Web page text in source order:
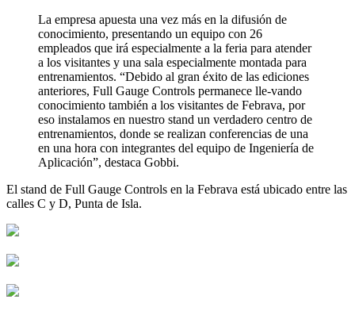
La empresa apuesta una vez más en la difusión de
conocimiento, presentando un equipo con 26
empleados que irá especialmente a la feria para atender
a los visitantes y una sala especialmente montada para
entrenamientos. “Debido al gran éxito de las ediciones
anteriores, Full Gauge Controls permanece lle-vando
conocimiento también a los visitantes de Febrava, por
eso instalamos en nuestro stand un verdadero centro de
entrenamientos, donde se realizan conferencias de una
en una hora con integrantes del equipo de Ingeniería de
Aplicación”, destaca Gobbi.
El stand de Full Gauge Controls en la Febrava está ubicado entre las
calles C y D, Punta de Isla.